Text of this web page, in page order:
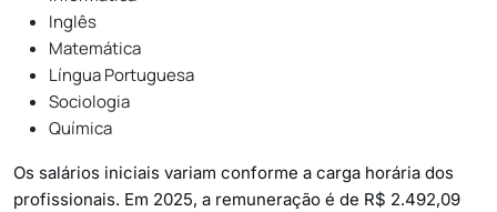
Inglês
Matemática
Língua Portuguesa
Sociologia
Química
Os salários iniciais variam conforme a carga horária dos
profissionais. Em 2025, a remuneração é de R$ 2.492,09